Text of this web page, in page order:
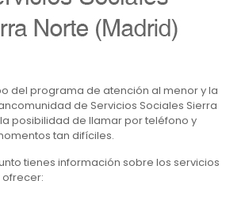
del programa de atención al menor y la
de Servicios Sociales Sierra
posibilidad de llamar por teléfono y
tan difíciles.
tienes información sobre los servicios